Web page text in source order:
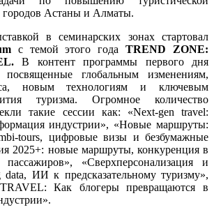
городов Астаны и Алматы.
в семинарских зонах стартовал
c темой этого года TREND ZONE:
В контент программы первого дня
посвященные глобальным изменениям,
новым технологиям и ключевым
туризма. Огромное количество
такие сессии как: «Next-gen travel:
индустрии», «Новые маршруты:
tours, цифровые визы и безбумажные
2025+: новые маршруты, конкуренция в
«Сверхперсонализация и
ИИ к предсказательному туризму»,
Как блогеры превращаются в